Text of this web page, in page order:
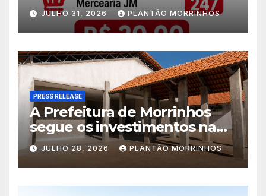
Jorge é realizado no Jardim
América
JULHO 31, 2026 PLANTÃO MORRINHOS
PRESS RELEASE
A Prefeitura de Morrinhos
segue os investimentos na
educação. A obra da Escola
Municipal Eudóxio de
Figueiredo avança em ritmo
acelerado e já ganha forma.
JULHO 28, 2026 PLANTÃO MORRINHOS